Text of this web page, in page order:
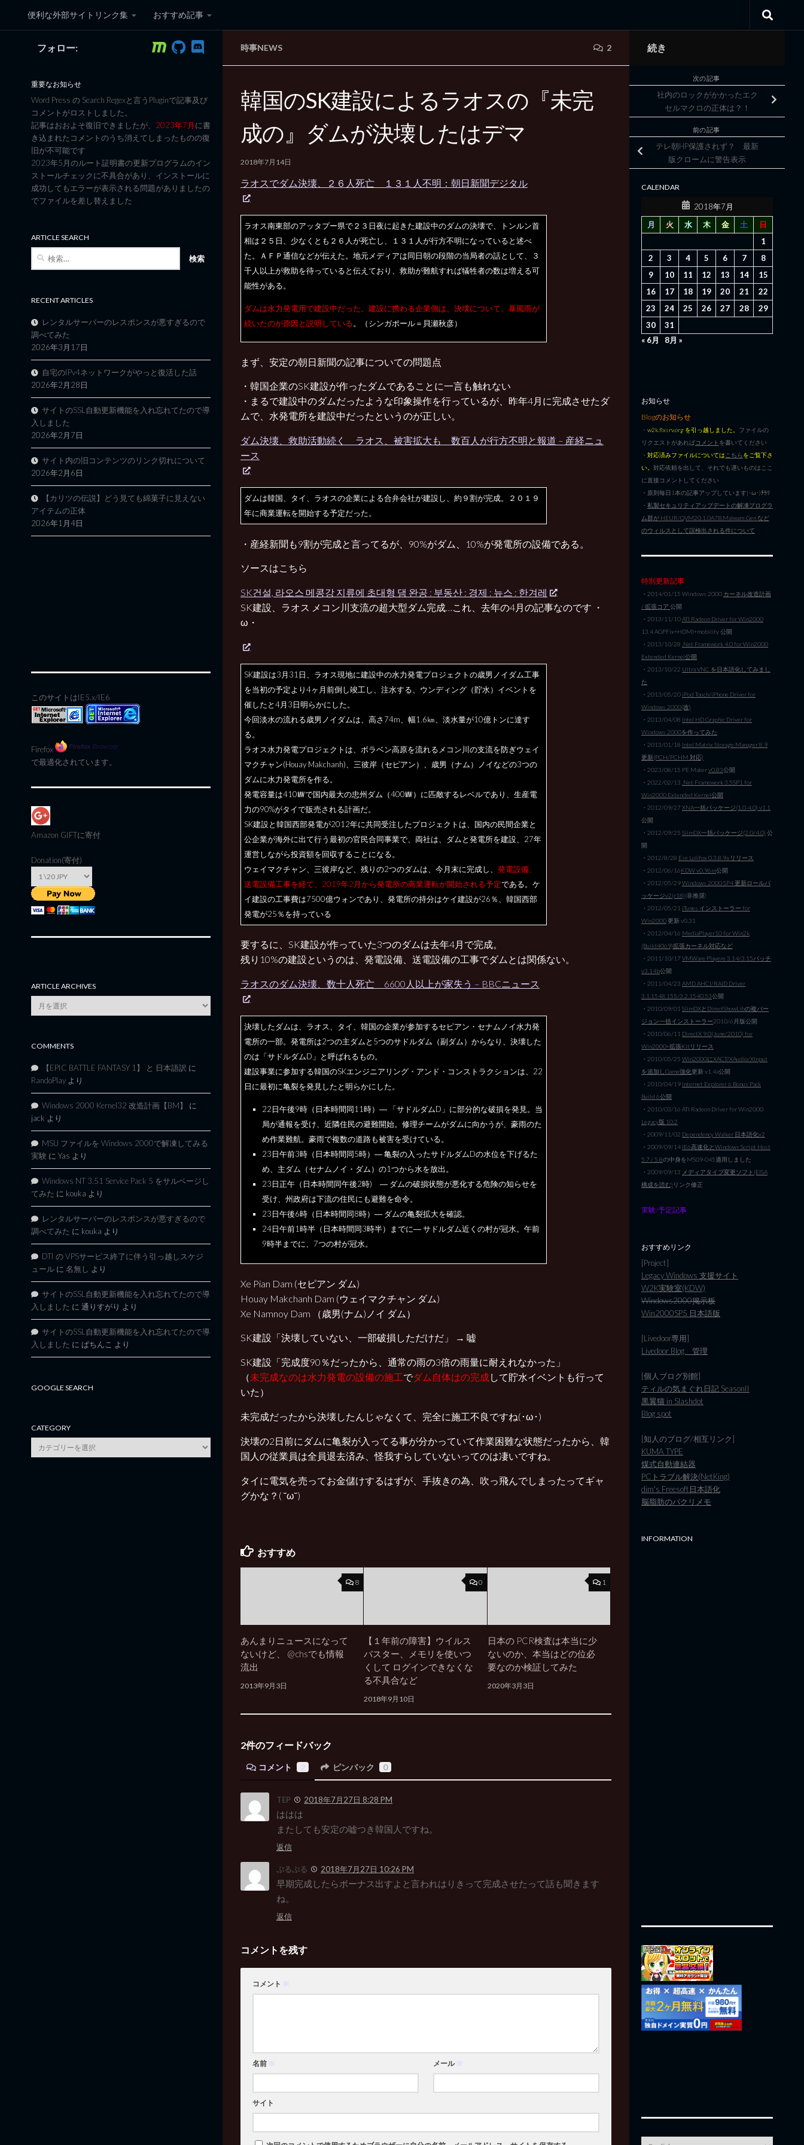
コンテンツへスキップ
便利な外部サイトリンク集 おすすめ記事
黒翼猫のコンピュータ日記 3rd Edition
時事NEWS 2
韓国のSK建設によるラオスの『未完
成の』ダムが決壊したはデマ
2018年7月14日
ラオスでダム決壊、２６人死亡 １３１人不明：朝日新聞デジタル
ラオス南東部のアッタプー県で２３日夜に起きた建設中のダムの決壊で、トンルン首
相は２５日、少なくとも２６人が死亡し、１３１人が行方不明になっていると述べ
た。ＡＦＰ通信などが伝えた。地元メディアは同日朝の段階の当局者の話として、３
千人以上が救助を待っていると伝えており、救助が難航すれば犠牲者の数は増える可
能性がある。
ダムは水力発電用で建設中だった。建設に携わる企業側は、決壊について、暴風雨が
続いたのが原因と説明している。（シンガポール＝貝瀬秋彦）
まず、安定の朝日新聞の記事についての問題点
・韓国企業のSK建設が作ったダムであることに一言も触れない
・まるで建設中のダムだったような印象操作を行っているが、昨年4月に完成させたダ
ムで、水発電所を建設中だったというのが正しい。
ダム決壊、救助活動続く ラオス、被害拡大も 数百人が行方不明と報道 – 産経ニュ
ース
ダムは韓国、タイ、ラオスの企業による合弁会社が建設し、約９割が完成。２０１９
年に商業運転を開始する予定だった。
・産経新聞も9割が完成と言ってるが、90%がダム、10%が発電所の設備である。
ソースはこちら
SK건설, 라오스 메콩강 지류에 초대형 댐 완공 : 부동산 : 경제 : 뉴스 : 한겨레
SK建設、ラオス メコン川支流の超大型ダム完成…これ、去年の4月の記事なのです ・
ω・
SK建設は3月31日、ラオス現地に建設中の水力発電プロジェクトの歳男ノイダム工事
を当初の予定より4ヶ月前倒し竣工し、注水する、ウンディング（貯水）イベントを
催したと4月3日明らかにした。
今回淡水の流れる歳男ノイダムは、高さ74m、幅1.6㎞、淡水量が10億トンに達す
る。
ラオス水力発電プロジェクトは、ボラベン高原を流れるメコン川の支流を防ぎウェイ
マクチャン(Houay Makchanh)、三彼岸（セピアン）、歳男（ナム）ノイなどの3つの
ダムに水力発電所を作る。
発電容量は410㎿で国内最大の忠州ダム（400㎿）に匹敵するレベルであり、生産電
力の90%がタイで販売される計画だ。
SK建設と韓国西部発電が2012年に共同受注したプロジェクトは、国内の民間企業と
公企業が海外に出て行う最初の官民合同事業で、両社は、ダムと発電所を建設、27年
運営しながら投資額を回収することになる。
ウェイマクチャン、三彼岸など、残りの2つのダムは、今月末に完成し、 発電設備、
送電設備工事を経て、2019年2月から発電所の商業運転が開始される予定である。ケ
イ建設の工事費は7500億ウォンであり、発電所の持分はケイ建設が26％、韓国西部
発電が25％を持っている
要するに、SK建設が作っていた3つのダムは去年4月で完成。
残り10%の建設というのは、発電設備、送電設備の工事でダムとは関係ない。
ラオスのダム決壊、数十人死亡 6600人以上が家失う – BBCニュース
決壊したダムは、ラオス、タイ、韓国の企業が参加するセピアン・セナムノイ水力発
電所の一部。発電所は2つの主ダムと5つのサドルダム（副ダム）からなり、決壊した
のは「サドルダムD」と呼ばれるもの。
建設事業に参加する韓国のSKエンジニアリング・アンド・コンストラクションは、22
日に最初に亀裂を発見したと明らかにした。
22日午後9時（日本時間同11時）― 「サドルダムD」に部分的な破損を発見。当
局が通報を受け、近隣住民の避難開始。修理チームがダムに向かうが、豪雨のた
め作業難航。豪雨で複数の道路も被害を受けている。
23日午前3時（日本時間同5時）― 亀裂の入ったサドルダムDの水位を下げるた
め、主ダム（セナムノイ・ダム）の1つから水を放出。
23日正午（日本時間同午後2時) ― ダムの破損状態が悪化する危険の知らせを
受け、州政府は下流の住民にも避難を命令。
23日午後6時（日本時間同8時）― ダムの亀裂拡大を確認。
24日午前1時半（日本時間同3時半）までに― サドルダム近くの村が冠水。午前
9時半までに、7つの村が冠水。
Xe Pian Dam (セピアン ダム)
Houay Makchanh Dam (ウェイマクチャン ダム)
Xe Namnoy Dam （歳男(ナム)ノイ ダム）
SK建設「決壊していない、一部破損しただけだ」 → 嘘
SK建設「完成度90％だったから、通常の雨の3倍の雨量に耐えれなかった」
（未完成なのは水力発電の設備の施工でダム自体はの完成して貯水イベントも行って
いた）
未完成だったから決壊したんじゃなくて、完全に施工不良ですね(･ω･)
決壊の2日前にダムに亀裂が入ってる事が分かっていて作業困難な状態だったから、韓
国人の従業員は全員退去済み、怪我すらしていないってのは凄いですね。
タイに電気を売ってお金儲けするはずが、手抜きの為、吹っ飛んでしまったってギャ
グかな？( ˘ω˘)
おすすめ
8
あんまりニュースになって
ないけど、 @chsでも情報
流出
2013年9月3日
0
【１年前の障害】ウイルス
バスター、メモリを使いつ
くして ログインできなくな
る不具合など
2018年9月10日
1
日本の PCR検査は本当に少
ないのか、本当はどの位必
要なのか検証してみた
2020年3月3日
2件のフィードバック
コメント ピンバック 0
TEP 2018年7月27日 8:28 PM
ははは
またしても安定の嘘つき韓国人ですね。
返信
ぷるぷる 2018年7月27日 10:26 PM
早期完成したらボーナス出すよと言われはりきって完成させたって話も聞きます
ね。
返信
コメントを残す
コメント ※
名前 ※ メール ※
サイト
フォロー:
重要なお知らせ
Word Press の Search Regexと言うPluginで記事及び
コメントがロストしました。
記事はおおよそ復旧できましたが、 2023年7月に書
き込まれたコメントのうち消えてしまったものの復
旧が不可能です
2023年5月のルート証明書の更新プログラムのイン
ストールチェックに不具合があり、インストールに
成功してもエラーが表示される問題がありましたの
でファイルを差し替えました
ARTICLE SEARCH
RECENT ARTICLES
レンタルサーバーのレスポンスが悪すぎるので
調べてみた
2026年3月17日
自宅のIPv4ネットワークがやっと復活した話
2026年2月28日
サイトのSSL自動更新機能を入れ忘れてたので導
入しました
2026年2月7日
サイト内の旧コンテンツのリンク切れについて
2026年2月6日
【カリツの伝説】どう見ても綿菓子に見えない
アイテムの正体
2026年1月4日
このサイトはIE5.x/IE6
Firefox
で最適化されています。
Amazon GIFTに寄付
Donation(寄付)
ARTICLE ARCHIVES
Article
Archives
COMMENTS
【EPIC BATTLE FANTASY 1】 と 日本語訳 に
RandoPlay より
Windows 2000 Kernel32 改造計画【BM】
に
jack より
MSU ファイルを Windows 2000で解凍してみる
実験 に Yas より
Windows NT 3.51 Service Pack 5 をサルベージし
てみた に kouka より
レンタルサーバーのレスポンスが悪すぎるので
調べてみた に kouka より
DTI の VPSサービス終了に伴う引っ越しスケジ
ュール に 名無し より
サイトのSSL自動更新機能を入れ忘れてたので導
入しました に 通りすがり より
サイトのSSL自動更新機能を入れ忘れてたので導
入しました に ぱちんこ より
GOOGLE SEARCH
CATEGORY
category
続き
次の記事
社内のロックがかかったエク
セルマクロの正体は？！
前の記事
テレ朝HP保護されず？ 最新
版クロームに警告表示
CALENDAR
2018年7月
月
火 水 木 金 土
日
1
2
3 4 5 6 7
8
9
10 11 12 13 14
15
16
17 18 19 20 21
22
23
24 25 26 27 28
29
30
31
« 6月
8月 »
お知らせ
Blogのお知らせ
・ w2k.flxsrv.org を引っ越しました。 ファイルの
リクエストがあればコメント を書いてください
・ 対応済みファイルについては こちらをご覧下さ
い。 対応依頼を出して、それでも遅いものはここ
に直接コメントしてください
・原則毎日1本の記事アップしています|･ω･)ﾁﾗﾘ
・ 私製セキュリティアップデートの解凍プログラ
ム群が HEUR/QVM20.1.0A7B.Malware.Gen など
のウィルスとして誤検出される件について
特別更新記事
・2014/01/15 Windows 2000 カーネル改造計画
/ 拡張コア 公開
・2013/11/10ATI Radeon Driver for Win2000
13.4 AGPFix+HDMI+mobility 公開
・2013/10/28 .Net Framework 4.0 for Win2000
Extended Kernel公開
・2013/10/22 Ultra VNC を日本語化してみまし
た
・2013/05/20 iPod Touch/iPhone Driver for
Windows 2000(改)
・2013/04/08 Intel HD Graphic Driver for
Windows 2000を作ってみた
・2013/01/18 Intel Matrix Storage Manager 8.9
更新(PCH/PCHM 対応)
・2023/08/15 PE Makerv0.83公開
・2022/02/13 .Net Framework 3.5SP1 for
Win2000 Extended Kernel公開
・2012/09/27XNA一括パッケージ(1.0-4.0) v1.1
公開
・2012/09/25 SlimDX一括パッケージ(2.0/4.0) 公
開
・2012/8/28 Ese Lolifox 0.3.8.9a リリース
・2012/06/16KDW v0.96m公開
・2012/05/29Windows 2000 SP4 更新ロールパ
ッケージv2(r18)(非推奨)
・2012/05/21 iTunes インストーラー for
Win2000更新 v0.31
・2012/04/16 MediaPlayer10 for Win2k
(Build4069)拡張カーネル対応など
・2011/10/17VMWare Playere 3.14/3.15パッチ
v3.14b公開
・2011/04/23 AMD AHCI/RAID Driver
3.1.1548.155/3.2.1540.53公開
・2010/09/01 SlimDXとDirectShowLibの複バー
ジョン一括インストーラー2010/6月版公開
・2010/06/11 DirectX 9.0(June/2010) for
Win2000+拡張Kitリリース
・2010/05/25 Win2000にXACT/XAudio/XInput
を追加しGame強化更新 v1.4a公開
・2010/04/19 Internet Explorer 6 Bonus Pack
Build 6公開
・2010/03/16 ATI Radeon Driver for Win2000
Legacy版 10.2
・2009/11/02 Dependency Walker 日本語化v2
・2009/09/14 IE6高速化とWindows Script Host
5.7 / 5.8の中身をMS09-045適用しました
・2009/09/13 メディアタイプ変更ソフト(EISA
構成を読む) リンク修正
実験/予定記事
おすすめリンク
[Project]
Legacy Windows 支援サイト
W2K実験室(KDW)
Windows2000掲示板
Win2000SP5 日本語版
[Livedoor専用]
Livedoor Blog 管理
[個人ブログ別館]
ティルの気まぐれ日記 SeasonII
黒翼猫 in Slashdot
Blog spot
[知人のブログ/相互リンク]
KUMA TYPE
煤式自動連結器
PCトラブル解決(NetKing)
dim's Freesoft日本語化
脳脂肪のパクリメモ
INFORMATION